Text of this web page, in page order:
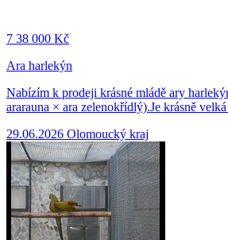
7 38 000 Kč
Ara harlekýn
Nabízím k prodeji krásné mládě ary
ararauna × ara zelenokřídlý).Je krásně
29.06.2026 Olomoucký kraj